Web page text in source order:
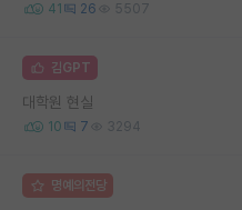
41 26 5507
김GPT
대학원 현실
10 7 3294
명예의전당